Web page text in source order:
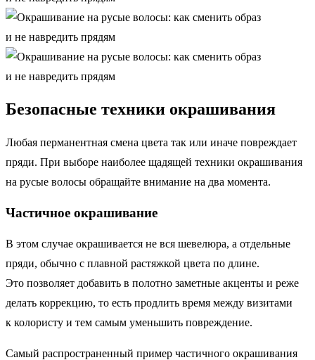
Безопасные техники окрашивания
Любая перманентная смена цвета так или иначе повреждает
пряди. При выборе наиболее щадящей техники окрашивания
на русые волосы обращайте внимание на два момента.
Частичное окрашивание
В этом случае окрашивается не вся шевелюра, а отдельные
пряди, обычно с плавной растяжкой цвета по длине.
Это позволяет добавить в полотно заметные акценты и реже
делать коррекцию, то есть продлить время между визитами
к колористу и тем самым уменьшить повреждение.
Самый распространенный пример частичного окрашивания